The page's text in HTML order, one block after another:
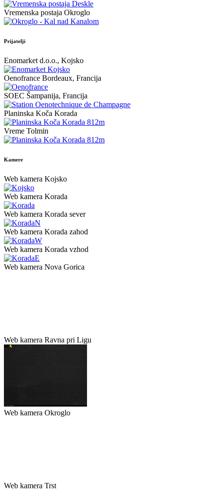
Vremenska postaja Okroglo
Prijatelji
Enomarket d.o.o., Kojsko
Oenofrance Bordeaux, Francija
SOEC Šampanija, Francija
Planinska Koča Korada
Vreme Tolmin
Kamere
Web kamera Kojsko
Web kamera Korada
Web kamera Korada sever
Web kamera Korada zahod
Web kamera Korada vzhod
Web kamera Nova Gorica
Web kamera Ravna pri Ligu
Web kamera Okroglo
Web kamera Trst